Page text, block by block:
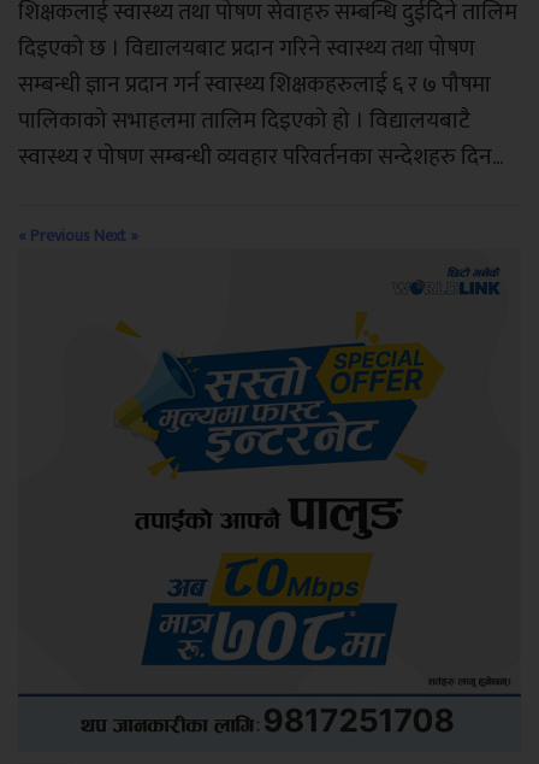
शिक्षकलाई स्वास्थ्य तथा पोषण सेवाहरु सम्बन्धि दुईदिने तालिम
दिइएको छ । विद्यालयबाट प्रदान गरिने स्वास्थ्य तथा पोषण
सम्बन्धी ज्ञान प्रदान गर्न स्वास्थ्य शिक्षकहरुलाई ६ र ७ पौषमा
पालिकाको सभाहलमा तालिम दिइएको हो । विद्यालयबाटै
स्वास्थ्य र पोषण सम्बन्धी व्यवहार परिवर्तनका सन्देशहरु दिन...
« Previous Next »